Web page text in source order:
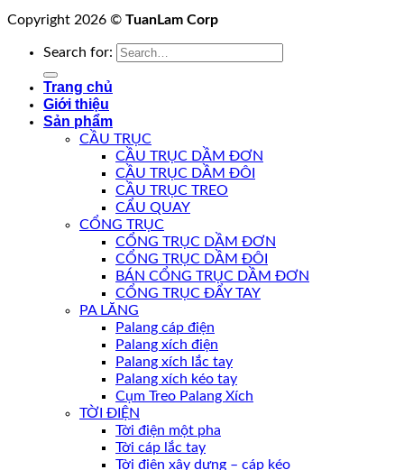
Copyright 2026 © TuanLam Corp
Search for:
Trang chủ
Giới thiệu
Sản phẩm
CẦU TRỤC
CẦU TRỤC DẦM ĐƠN
CẦU TRỤC DẦM ĐÔI
CẦU TRỤC TREO
CẨU QUAY
CỔNG TRỤC
CỔNG TRỤC DẦM ĐƠN
CỔNG TRỤC DẦM ĐÔI
BÁN CỔNG TRỤC DẦM ĐƠN
CỔNG TRỤC ĐẨY TAY
PA LĂNG
Palang cáp điện
Palang xích điện
Palang xích lắc tay
Palang xích kéo tay
Cụm Treo Palang Xích
TỜI ĐIỆN
Tời điện một pha
Tời cáp lắc tay
Tời điện xây dựng – cáp kéo